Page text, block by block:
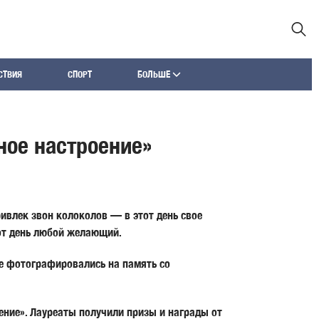
СПОРТ БОЛЬШЕ
настроение»
звон колоколов — в этот день свое
день любой желающий.
фотографировались на память со
Лауреаты получили призы и награды от